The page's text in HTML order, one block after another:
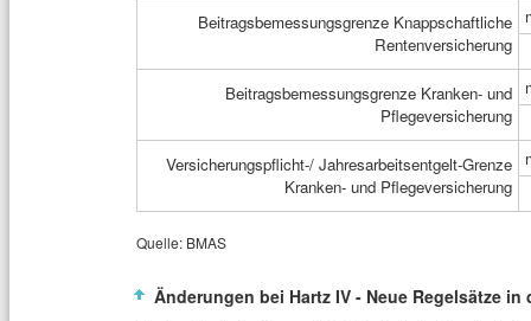
Beitragsbemessungsgrenze Knappschaftliche
Rentenversicherung
Beitragsbemessungsgrenze Kranken- und
Pflegeversicherung
Versicherungspflicht-/ Jahresarbeitsentgelt-Grenze
Kranken- und Pflegeversicherung
Quelle: BMAS
Änderungen bei Hartz IV - Neue Regelsätze